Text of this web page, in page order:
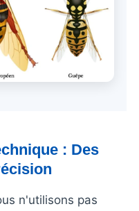
: Des
n'utilisons pas